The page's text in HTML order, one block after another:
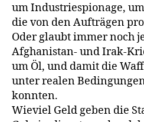
um Industriespionage,
die von den Aufträgen
Oder glaubt immer noch
Afghanistan- und Irak-
um Öl, und damit die
unter realen
konnten.
Wieviel Geld geben die